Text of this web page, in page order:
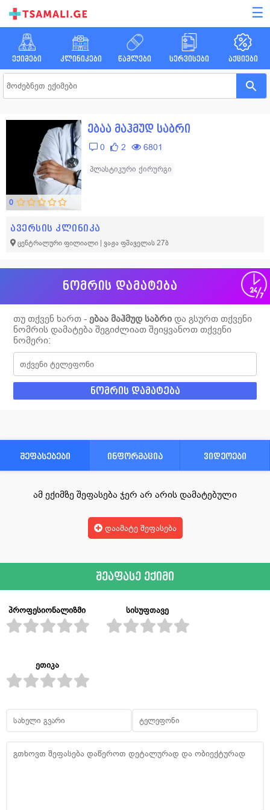
☰
ექიმები კლინიკები წამლები სერვისები აქციები
0
ებაა მაჰმუდ საბრი
0 2 6801
პლასტიკური ქირურგი
ავერსის კლინიკა
ცენტრალური ფილიალი | ვაჟა ფშაველას 27ბ
ნომრის დამატება
თუ თქვენ ხართ - ებაა მაჰმუდ საბრიდა გსურთ თქვენი
ნომრის დამატება შეგიძლიათ შეიყვანოთ თქვენი
ნომერი:
შეფასებები ინფორმაცია ვიდეოები
ამ ექიმზე შეფასება ჯერ არ არის დამატებული
დაამატე შეფასება
შეაფასე ექიმი
პროფესიონალიზმი სისუფთავე
ეთიკა